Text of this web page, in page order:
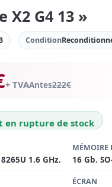
X2 G4 13 »
Condition
+ TVAAntes222€
en rupture de stock
1.6 GHz.
MÉMOIRE
16 Gb.
ÉCRAN